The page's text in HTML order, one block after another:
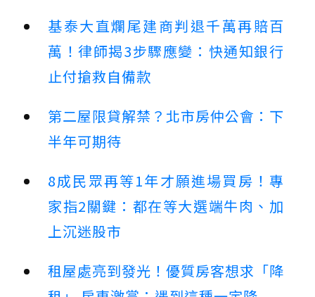
基泰大直爛尾建商判退千萬再賠百
萬！律師揭3步驟應變：快通知銀行
止付搶救自備款
第二屋限貸解禁？北市房仲公會：下
半年可期待
8成民眾再等1年才願進場買房！專
家指2關鍵：都在等大選端牛肉、加
上沉迷股市
租屋處亮到發光！優質房客想求「降